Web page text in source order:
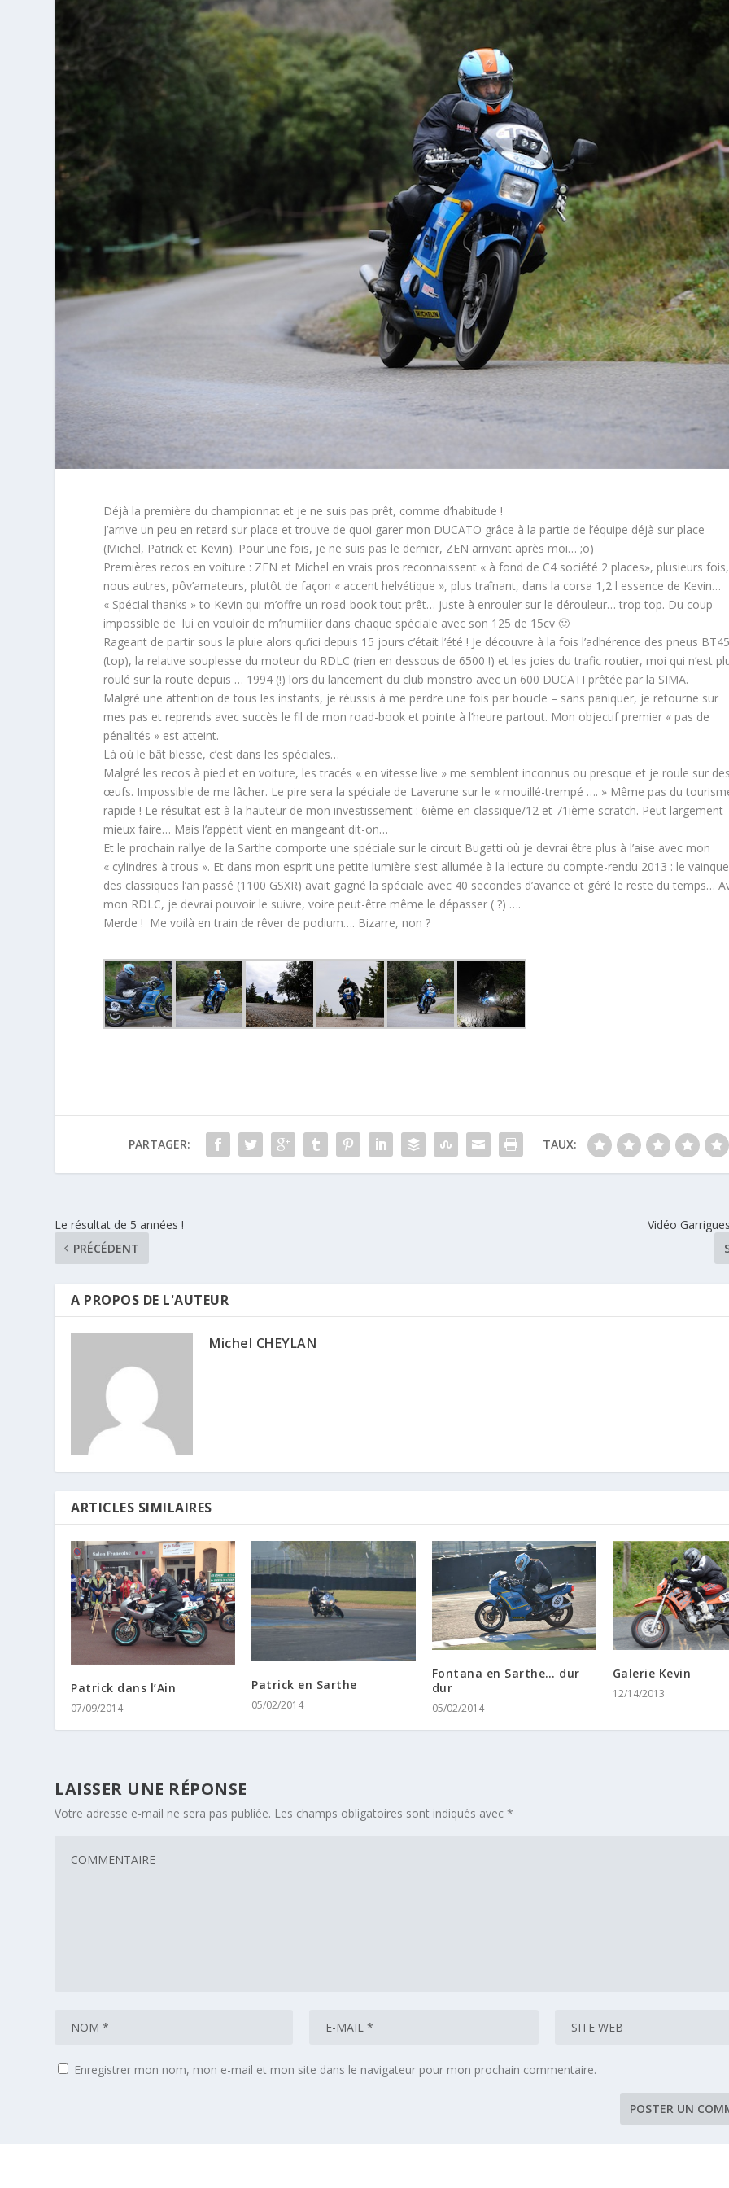
Déjà la première du championnat et je ne suis pas prêt, comme d’habitude !
J’arrive un peu en retard sur place et trouve de quoi garer mon DUCATO grâce à la partie de l’équipe déjà sur place
(Michel, Patrick et Kevin). Pour une fois, je ne suis pas le dernier, ZEN arrivant après moi… ;o)
Premières recos en voiture : ZEN et Michel en vrais pros reconnaissent « à fond de C4 société 2 places», plusieurs
nous autres, pôv’amateurs, plutôt de façon « accent helvétique », plus traînant, dans la corsa 1,2 l essence de Kevin…
« Spécial thanks » to Kevin qui m’offre un road-book tout prêt… juste à enrouler sur le dérouleur… trop top. Du coup
impossible de lui en vouloir de m’humilier dans chaque spéciale avec son 125 de 15cv 🙂
Rageant de partir sous la pluie alors qu’ici depuis 15 jours c’était l’été ! Je découvre à la fois l’adhérence des pneus BT45
(top), la relative souplesse du moteur du RDLC (rien en dessous de 6500 !) et les joies du trafic routier, moi qui n’est
roulé sur la route depuis … 1994 (!) lors du lancement du club monstro avec un 600 DUCATI prêtée par la SIMA.
Malgré une attention de tous les instants, je réussis à me perdre une fois par boucle – sans paniquer, je retourne sur
mes pas et reprends avec succès le fil de mon road-book et pointe à l’heure partout. Mon objectif premier « pas de
pénalités » est atteint.
Là où le bât blesse, c’est dans les spéciales…
Malgré les recos à pied et en voiture, les tracés « en vitesse live » me semblent inconnus ou presque et je roule sur des
œufs. Impossible de me lâcher. Le pire sera la spéciale de Laverune sur le « mouillé-trempé …. » Même pas du
rapide ! Le résultat est à la hauteur de mon investissement : 6ième en classique/12 et 71 ième scratch. Peut largement
mieux faire… Mais l’appétit vient en mangeant dit-on…
Et le prochain rallye de la Sarthe comporte une spéciale sur le circuit Bugatti où je devrai être plus à l’aise avec mon
« cylindres à trous ». Et dans mon esprit une petite lumière s’est allumée à la lecture du compte-rendu 2013 : le
des classiques l’an passé (1100 GSXR) avait gagné la spéciale avec 40 secondes d’avance et géré le reste du temps…
mon RDLC, je devrai pouvoir le suivre, voire peut-être même le dépasser ( ?) ….
Merde ! Me voilà en train de rêver de podium…. Bizarre, non ?
PARTAGER: TAUX:
Le résultat de 5 années !
PRÉCÉDENT
Vidéo
A PROPOS DE L'AUTEUR
Michel CHEYLAN
ARTICLES SIMILAIRES
Patrick dans l’Ain
07/09/2014
Patrick en Sarthe
05/02/2014
Fontana en Sarthe… dur
dur
05/02/2014
Galerie Kevin
12/14/2013
LAISSER UNE RÉPONSE
Votre adresse e-mail ne sera pas publiée. Les champs obligatoires sont indiqués avec*
Enregistrer mon nom, mon e-mail et mon site dans le navigateur pour mon prochain commentaire.